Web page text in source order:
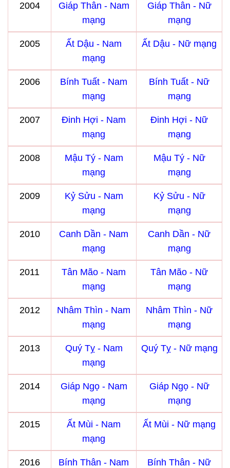
2004
Giáp Thân - Nam
mạng
Giáp Thân - Nữ
mạng
2005
Ất Dậu - Nam
mạng
Ất Dậu - Nữ mạng
2006
Bính Tuất - Nam
mạng
Bính Tuất - Nữ
mạng
2007
Đinh Hợi - Nam
mạng
Đinh Hợi - Nữ
mạng
2008
Mậu Tý - Nam
mạng
Mậu Tý - Nữ
mạng
2009
Kỷ Sửu - Nam
mạng
Kỷ Sửu - Nữ
mạng
2010
Canh Dần - Nam
mạng
Canh Dần - Nữ
mạng
2011
Tân Mão - Nam
mạng
Tân Mão - Nữ
mạng
2012
Nhâm Thìn - Nam
mạng
Nhâm Thìn - Nữ
mạng
2013
Quý Tỵ - Nam
mạng
Quý Tỵ - Nữ mạng
2014
Giáp Ngọ - Nam
mạng
Giáp Ngọ - Nữ
mạng
2015
Ất Mùi - Nam
mạng
Ất Mùi - Nữ mạng
2016
Bính Thân - Nam
Bính Thân - Nữ